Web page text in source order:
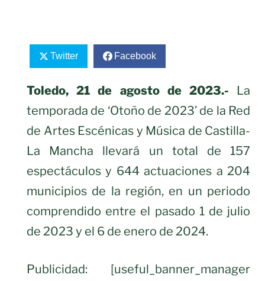
Twitter Facebook
Toledo, 21 de agosto de 2023.- La
temporada de ‘Otoño de 2023’ de la Red
de Artes Escénicas y Música de Castilla-
La Mancha llevará un total de 157
espectáculos y 644 actuaciones a 204
municipios de la región, en un periodo
comprendido entre el pasado 1 de julio
de 2023 y el 6 de enero de 2024.
Publicidad: [useful_banner_manager